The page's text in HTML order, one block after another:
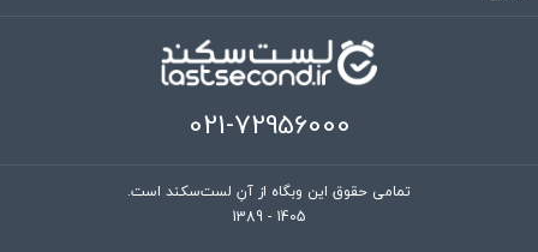
021-72956000
تمامی حقوق این وبگاه از آنِ لست‌سکند است.
1389 - 1405